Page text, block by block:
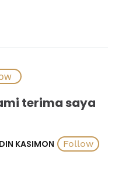
terima saya
KASIMON